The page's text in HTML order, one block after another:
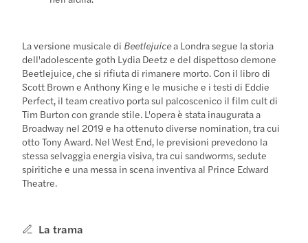
La versione musicale di Beetlejuicea Londra segue la storia
dell'adolescente goth Lydia Deetz e del dispettoso demone
Beetlejuice, che si rifiuta di rimanere morto. Con il libro di
Scott Brown e Anthony King e le musiche e i testi di Eddie
Perfect, il team creativo porta sul palcoscenico il film cult di
Tim Burton con grande stile. L'opera è stata inaugurata a
Broadway nel 2019 e ha ottenuto diverse nomination, tra cui
otto Tony Award. Nel West End, le previsioni prevedono la
stessa selvaggia energia visiva, tra cui sandworms, sedute
spiritiche e una messa in scena inventiva al Prince Edward
Theatre.
La trama